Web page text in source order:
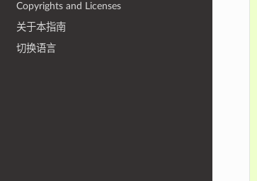
Copyrights and Licenses
关于本指南
切换语言